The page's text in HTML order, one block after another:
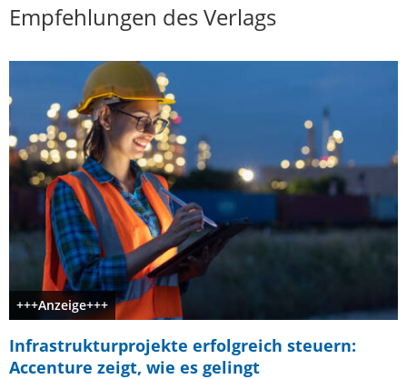
Empfehlungen des Verlags
+++Anzeige+++
Infrastrukturprojekte erfolgreich steuern:
Accenture zeigt, wie es gelingt